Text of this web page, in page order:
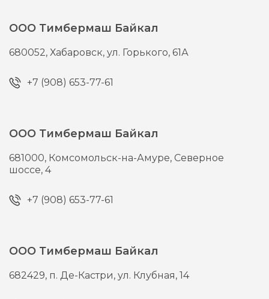
ООО Тимбермаш Байкал
680052,Хабаровск,ул. Горького, 61А
+7 (908) 653-77-61
ООО Тимбермаш Байкал
681000, Комсомольск-на-Амуре, Северное
шоссе, 4
+7 (908) 653-77-61
ООО Тимбермаш Байкал
682429, п. Де-Кастри,ул. Клубная, 14